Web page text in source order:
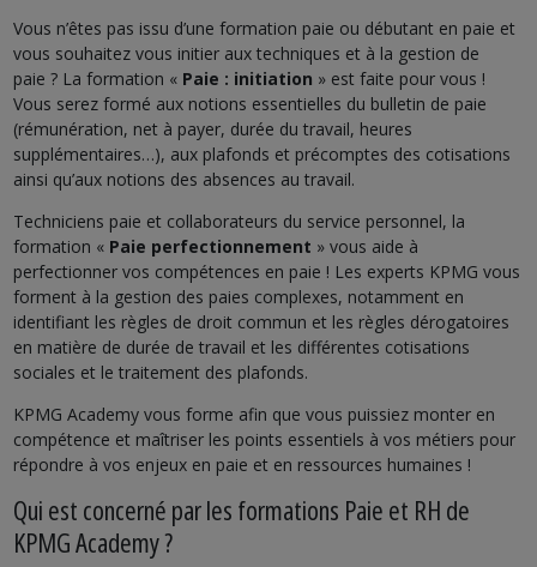
Vous n’êtes pas issu d’une formation paie ou débutant en paie et
vous souhaitez vous initier aux techniques et à la gestion de
paie ? La formation « Paie : initiation » est faite pour vous !
Vous serez formé aux notions essentielles du bulletin de paie
(rémunération, net à payer, durée du travail, heures
supplémentaires…), aux plafonds et précomptes des cotisations
ainsi qu’aux notions des absences au travail.
Techniciens paie et collaborateurs du service personnel, la
formation « Paie perfectionnement » vous aide à
perfectionner vos compétences en paie ! Les experts KPMG vous
forment à la gestion des paies complexes, notamment en
identifiant les règles de droit commun et les règles dérogatoires
en matière de durée de travail et les différentes cotisations
sociales et le traitement des plafonds.
KPMG Academy vous forme afin que vous puissiez monter en
compétence et maîtriser les points essentiels à vos métiers pour
répondre à vos enjeux en paie et en ressources humaines !
Qui est concerné par les formations Paie et RH de
KPMG Academy ?